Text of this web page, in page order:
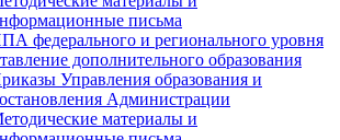
письма
федерального и регионального уровня
дополнительного образования
Управления образования и
Администрации
материалы и